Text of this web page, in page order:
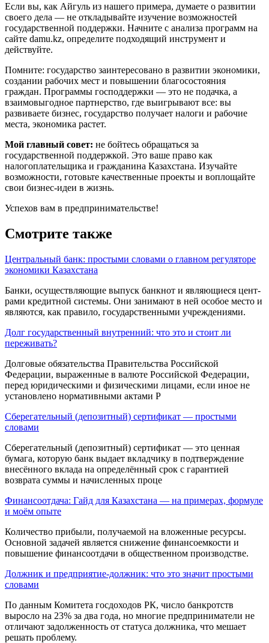
Если вы, как Айгуль из нашего примера, думаете о развитии
своего дела — не откладывайте изучение возможностей
государственной поддержки. Начните с анализа программ на
сайте damu.kz, определите подходящий инструмент и
действуйте.
Помните: государство заинтересовано в развитии экономики,
создании рабочих мест и повышении благосостояния
граждан. Программы господдержки — это не подачка, а
взаимовыгодное партнерство, где выигрывают все: вы
развиваете бизнес, государство получает налоги и рабочие
места, экономика растет.
Мой главный совет: не бойтесь обращаться за
государственной поддержкой. Это ваше право как
налогоплательщика и гражданина Казахстана. Изучайте
возможности, готовьте качественные проекты и воплощайте
свои бизнес-идеи в жизнь.
Успехов вам в предпринимательстве!
Смотрите также
Центральный банк: простыми словами о главном регуляторе
экономики Казахстана
Банки, осуще­ствляющие выпуск банкнот и являющиеся цент­
рами кредитной системы. Они занимают в ней особое место и
являются, как правило, государ­ственными учреждениями.
Долг государственный внутренний: что это и стоит ли
переживать?
Долговые обязательства Правительства Россий­ской
Федерации, выраженные в валюте Россий­ской Федерации,
перед юридическими и физиче­скими лицами, если иное не
установлено нормативными актами Р
Сберегательный (депозитный) серти­фикат — простыми
словами
Сберегательный (депозитный) сертификат — это ценная
бумага, которую банк выдает вкладчику в подтверждение
внесённого вклада на определённый срок с гарантией
возврата суммы и начисленных проце
Финансоотдача: Гайд для Казахстана — на примерах, формуле
и моём опыте
Количество прибыли, получаемой на вложенные ресурсы.
Основной задачей является снижение финансоемкости и
повышение финансоотдачи в общественном производстве.
Должник и предприятие-должник: что это значит простыми
словами
По данным Комитета госдоходов РК, число банкротств
выросло на 23% за два года, но многие предприниматели не
отличают задолженность от статуса должника, что мешает
решать проблему.